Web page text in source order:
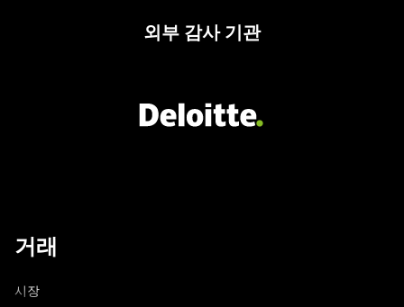
외부 감사 기관
거래
시장